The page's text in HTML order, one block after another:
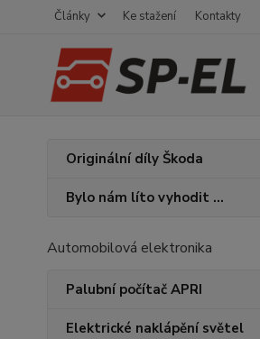
Články Ke stažení Kontakty
Originální díly Škoda
Bylo nám líto vyhodit ...
Automobilová elektronika
Palubní počítač APRI
Elektrické naklápění světel